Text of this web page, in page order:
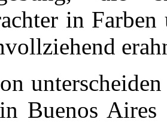
in
Buenos Aires